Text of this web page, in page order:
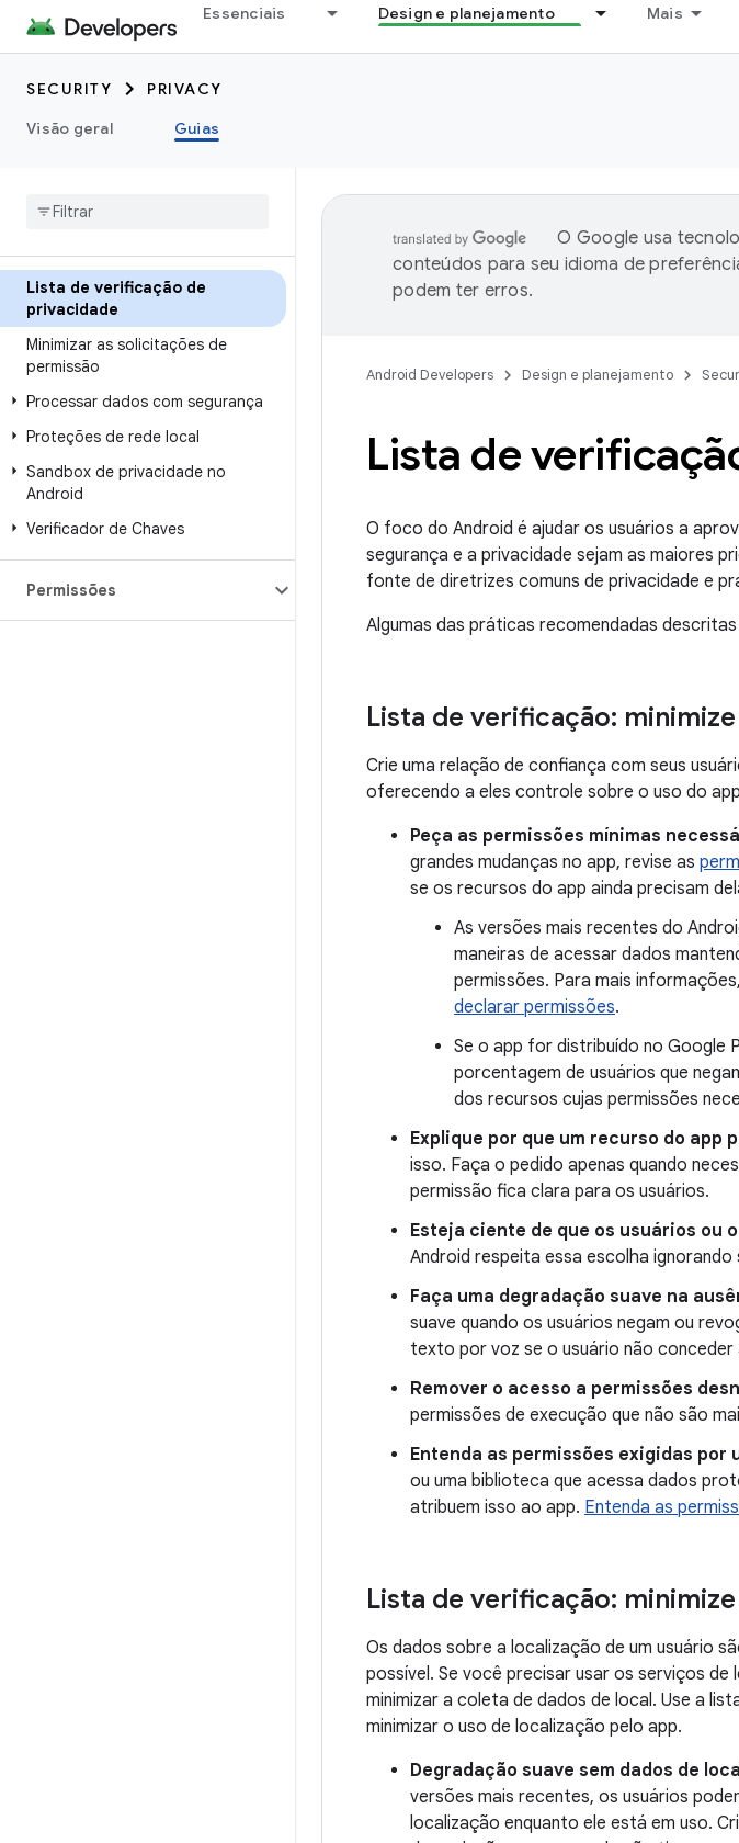
Essenciais Design e planejamento Mais
SECURITY
PRIVACY
Visão geral
Guias
Lista de verificação de
privacidade
Minimizar as solicitações de
permissão
Processar dados com segurança
Proteções de rede local
Sandbox de privacidade no
Android
Verificador de Chaves
Permissões
O Google usa
conteúdos para seu idioma de
podem ter erros.
Android Developers Design e planejamento
Lista de
O foco do Android é ajudar os usuários a
segurança e a privacidade sejam as maiores
fonte de diretrizes comuns de privacidade e
Algumas das práticas recomendadas
Lista de verificação:
Crie uma relação de confiança com seus
oferecendo a eles controle sobre o uso do
Peça as permissões mínimas
grandes mudanças no app, revise as
se os recursos do app ainda precisam
As versões mais recentes do
maneiras de acessar dados
permissões. Para mais
declarar permissões.
Se o app for distribuído no Google
porcentagem de usuários que
dos recursos cujas permissões
Explique por que um recurso do app
isso. Faça o pedido apenas quando
permissão fica clara para os usuários.
Esteja ciente de que os usuários ou
Android respeita essa escolha
Faça uma degradação suave na
suave quando os usuários negam ou
texto por voz se o usuário não
Remover o acesso a permissões
permissões de execução que não são
Entenda as permissões exigidas por
ou uma biblioteca que acessa dados
atribuem isso ao app. Entenda as
Lista de verificação:
Os dados sobre a localização de um usuário
possível. Se você precisar usar os serviços
minimizar a coleta de dados de local. Use a
minimizar o uso de localização pelo app.
Degradação suave sem dados de
versões mais recentes, os usuários
localização enquanto ele está em uso.